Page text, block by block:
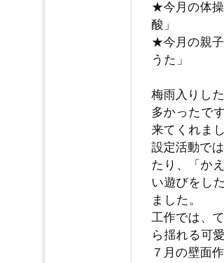
★今月の体
酸」
★今月の親
うた」
梅雨入りし
多かったで
来てくれま
設定活動で
たり、「か
い遊びをし
ました。
工作では、
ら揺れる可
７月の壁面